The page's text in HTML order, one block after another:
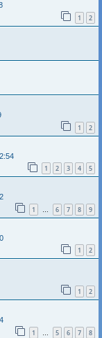
1 2
1 2
1 2 3 4 5
1 … 6 7 8 9
1 2
1 2
1 … 5 6 7 8